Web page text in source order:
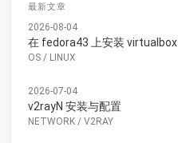
最新文章
2026-08-04
在 fedora43 上安装 virtualbox
OS / LINUX
2026-07-04
v2rayN 安装与配置
NETWORK / V2RAY